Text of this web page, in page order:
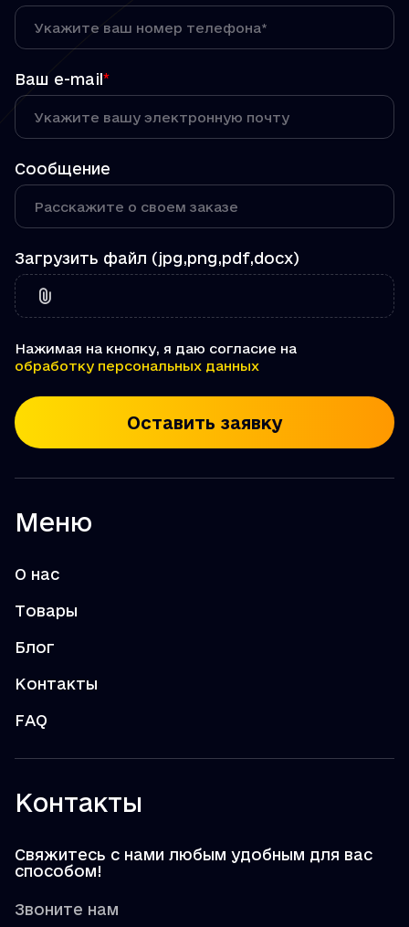
Контакты
Свяжитесь с нами любым удобным для вас
способом!
Звоните нам
Меню
О нас
Товары
Блог
Контакты
FAQ
Ваш e-mail *
Сообщение
Загрузить файл (jpg,png,pdf,docx)
Нажимая на кнопку, я даю согласие на
обработку персональных данных
Оставить заявку